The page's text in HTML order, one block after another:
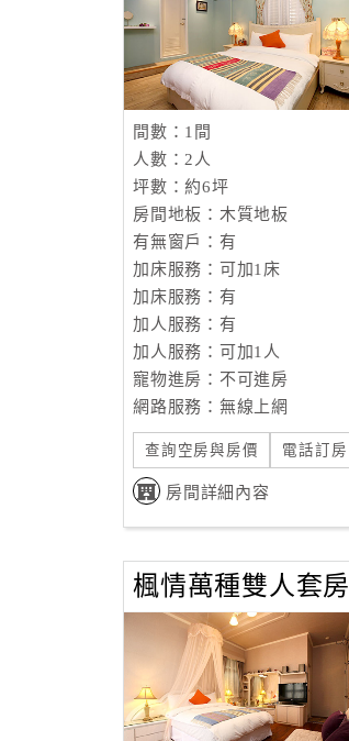
間數：1間
人數：2人
坪數：約6坪
房間地板：木質地板
有無窗戶：有
加床服務：可加1床
加床服務：有
加人服務：有
加人服務：可加1人
寵物進房：不可進房
網路服務：無線上網
查詢空房與房價 電話訂房
房間詳細內容
楓情萬種雙人套房